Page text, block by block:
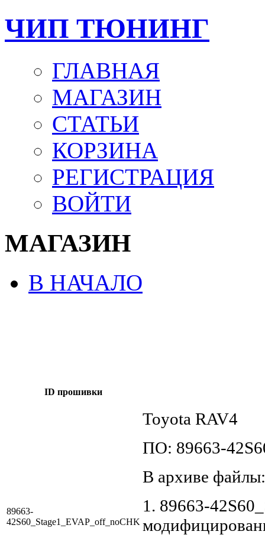
ЧИП ТЮНИНГ
ГЛАВНАЯ
МАГАЗИН
СТАТЬИ
КОРЗИНА
РЕГИСТРАЦИЯ
ВОЙТИ
МАГАЗИН
В НАЧАЛО
ID прошивки
89663-
42S60_Stage1_EVAP_off_noCHK
Toyota RAV4
ПО: 89663-
В архиве файлы:
1. 89663-